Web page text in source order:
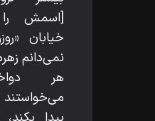
[اسمش را
خيابان
نمى‌دانم
هر